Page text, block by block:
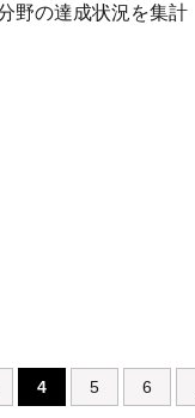
野の達成状況を集計
4 5 6